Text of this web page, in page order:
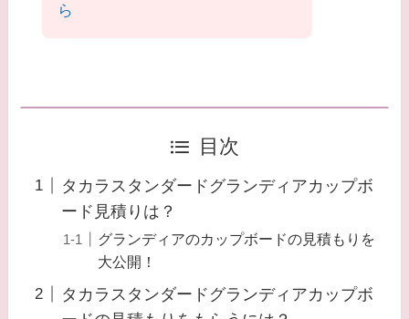
ら
目次
タカラスタンダードグランディアカップボ
ード見積りは？
グランディアのカップボードの見積もりを
大公開！
タカラスタンダードグランディアカップボ